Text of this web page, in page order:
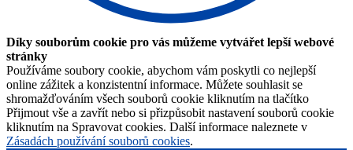
Díky souborům cookie pro vás můžeme vytvářet lepší webové
stránky
Používáme soubory cookie, abychom vám poskytli co nejlepší
online zážitek a konzistentní informace. Můžete souhlasit se
shromažďováním všech souborů cookie kliknutím na tlačítko
Přijmout vše a zavřít nebo si přizpůsobit nastavení souborů cookie
kliknutím na Spravovat cookies. Další informace naleznete v
Zásadách používání souborů cookies.